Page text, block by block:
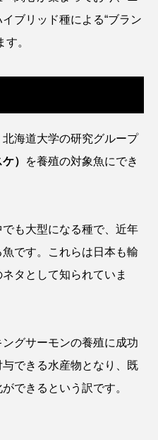
ゲ カミクラゲ
カワハギ
キチヌ キヌバリ
キンメダイ
クニマス クマノミ
クルマエビ
ブリッド種による“ブラン
。
海道大学の研究グループ
）
を養殖の対象魚にでき
も大型になる種で、近年
です。これらは日本も輸
タとして知られていま
グサーモンの養殖に成功
できる水産物となり、既
できるという訳です。